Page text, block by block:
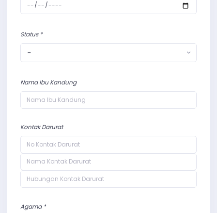
Status *
-
Nama Ibu Kandung
Kontak Darurat
Agama *